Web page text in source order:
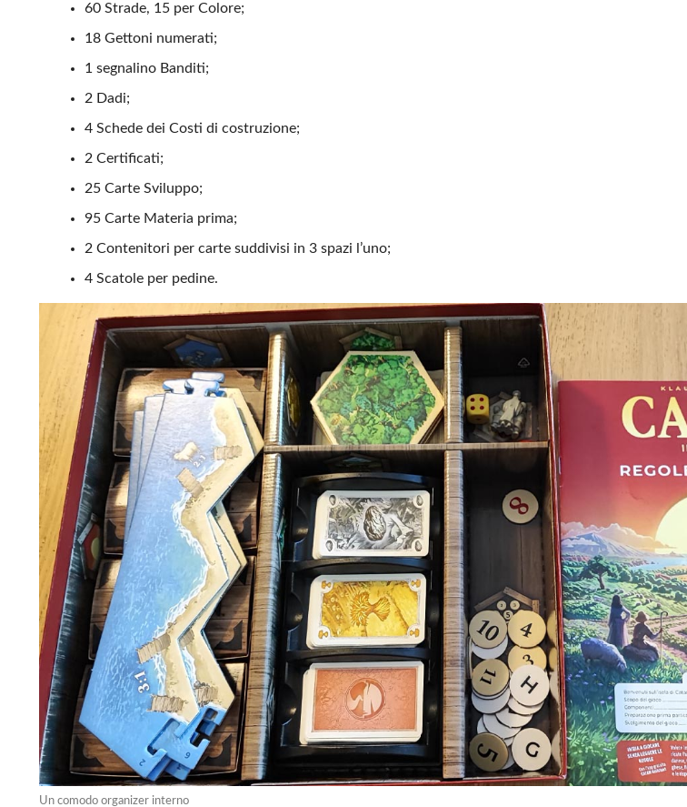
60 Strade, 15 per Colore;
18 Gettoni numerati;
1 segnalino Banditi;
2 Dadi;
4 Schede dei Costi di costruzione;
2 Certificati;
25 Carte Sviluppo;
95 Carte Materia prima;
2 Contenitori per carte suddivisi in 3 spazi l’uno;
4 Scatole per pedine.
Un comodo organizer interno